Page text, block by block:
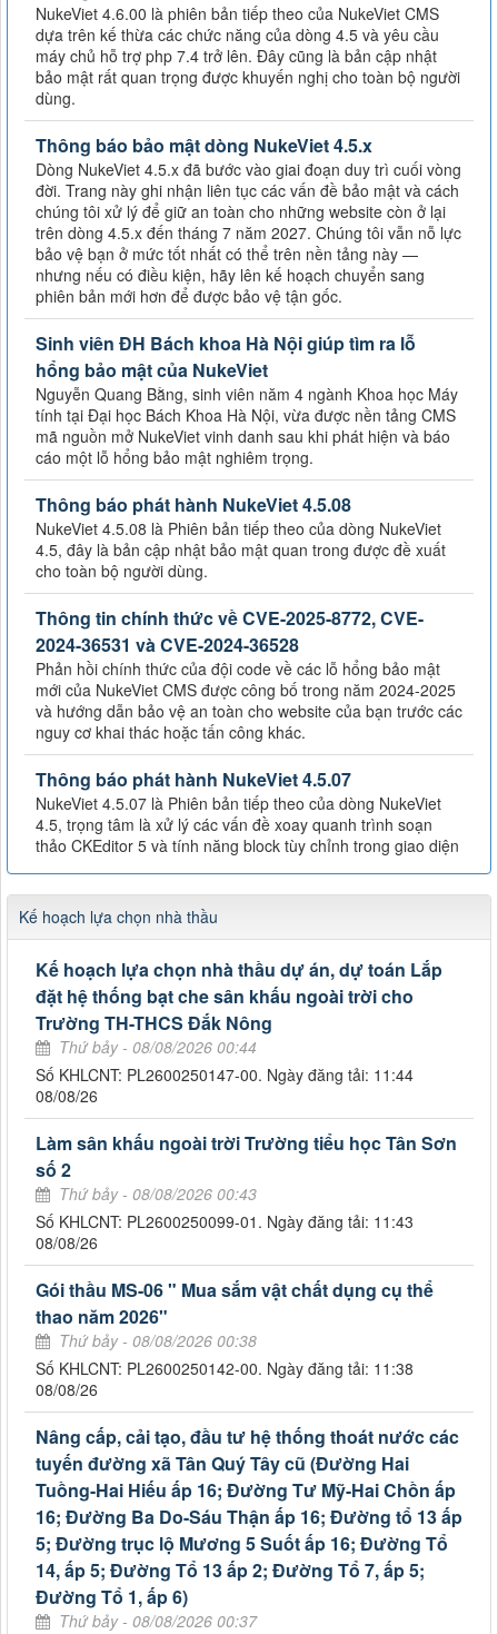
NukeViet 4.6.00 là phiên bản tiếp theo của NukeViet CMS
dựa trên kế thừa các chức năng của dòng 4.5 và yêu cầu
máy chủ hỗ trợ php 7.4 trở lên. Đây cũng là bản cập nhật
bảo mật rất quan trọng được khuyến nghị cho toàn bộ người
dùng.
Thông báo bảo mật dòng NukeViet 4.5.x
Dòng NukeViet 4.5.x đã bước vào giai đoạn duy trì cuối vòng
đời. Trang này ghi nhận liên tục các vấn đề bảo mật và cách
chúng tôi xử lý để giữ an toàn cho những website còn ở lại
trên dòng 4.5.x đến tháng 7 năm 2027. Chúng tôi vẫn nỗ lực
bảo vệ bạn ở mức tốt nhất có thể trên nền tảng này —
nhưng nếu có điều kiện, hãy lên kế hoạch chuyển sang
phiên bản mới hơn để được bảo vệ tận gốc.
Sinh viên ĐH Bách khoa Hà Nội giúp tìm ra lỗ
hổng bảo mật của NukeViet
Nguyễn Quang Bằng, sinh viên năm 4 ngành Khoa học Máy
tính tại Đại học Bách Khoa Hà Nội, vừa được nền tảng CMS
mã nguồn mở NukeViet vinh danh sau khi phát hiện và báo
cáo một lỗ hổng bảo mật nghiêm trọng.
Thông báo phát hành NukeViet 4.5.08
NukeViet 4.5.08 là Phiên bản tiếp theo của dòng NukeViet
4.5, đây là bản cập nhật bảo mật quan trong được đề xuất
cho toàn bộ người dùng.
Thông tin chính thức về CVE-2025-8772, CVE-
2024-36531 và CVE-2024-36528
Phản hồi chính thức của đội code về các lỗ hổng bảo mật
mới của NukeViet CMS được công bố trong năm 2024-2025
và hướng dẫn bảo vệ an toàn cho website của bạn trước các
nguy cơ khai thác hoặc tấn công khác.
Thông báo phát hành NukeViet 4.5.07
NukeViet 4.5.07 là Phiên bản tiếp theo của dòng NukeViet
4.5, trọng tâm là xử lý các vấn đề xoay quanh trình soạn
thảo CKEditor 5 và tính năng block tùy chỉnh trong giao diện
Kế hoạch lựa chọn nhà thầu
Kế hoạch lựa chọn nhà thầu dự án, dự toán Lắp
đặt hệ thống bạt che sân khấu ngoài trời cho
Trường TH-THCS Đắk Nông
Thứ bảy - 08/08/2026 00:44
Số KHLCNT: PL2600250147-00. Ngày đăng tải: 11:44
08/08/26
Làm sân khấu ngoài trời Trường tiểu học Tân Sơn
số 2
Thứ bảy - 08/08/2026 00:43
Số KHLCNT: PL2600250099-01. Ngày đăng tải: 11:43
08/08/26
Gói thầu MS-06 " Mua sắm vật chất dụng cụ thể
thao năm 2026"
Thứ bảy - 08/08/2026 00:38
Số KHLCNT: PL2600250142-00. Ngày đăng tải: 11:38
08/08/26
Nâng cấp, cải tạo, đầu tư hệ thống thoát nước các
tuyến đường xã Tân Quý Tây cũ (Đường Hai
Tuồng-Hai Hiếu ấp 16; Đường Tư Mỹ-Hai Chồn ấp
16; Đường Ba Do-Sáu Thận ấp 16; Đường tổ 13 ấp
5; Đường trục lộ Mương 5 Suốt ấp 16; Đường Tổ
14, ấp 5; Đường Tổ 13 ấp 2; Đường Tổ 7, ấp 5;
Đường Tổ 1, ấp 6)
Thứ bảy - 08/08/2026 00:37